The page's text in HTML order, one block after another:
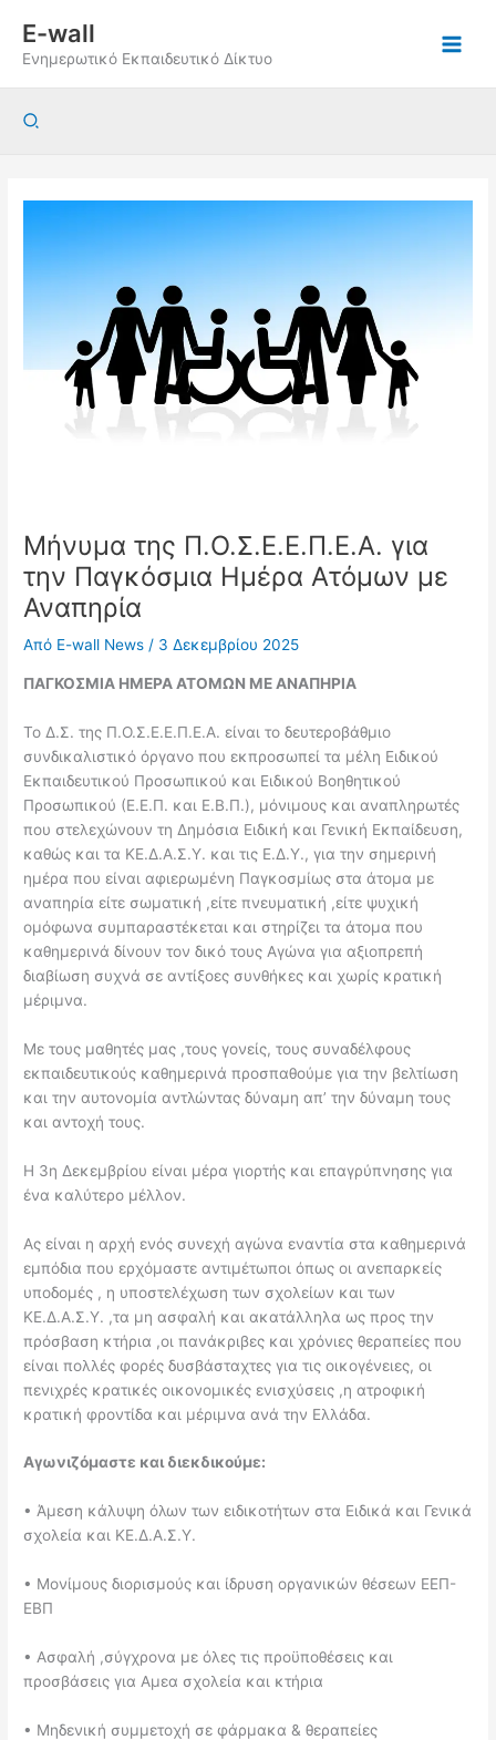
περιεχόμενο
E-wall
Ενημερωτικό Εκπαιδευτικό Δίκτυο
Αναζήτηση
Μήνυμα της Π.Ο.Σ.Ε.Ε.Π.Ε.Α. για
την Παγκόσμια Ημέρα Ατόμων με
Αναπηρία
Από E-wall News/ 3 Δεκεμβρίου 2025
ΠΑΓΚΟΣΜΙΑ ΗΜΕΡΑ ΑΤΟΜΩΝ ΜΕ ΑΝΑΠΗΡΙΑ
Το Δ.Σ. της Π.Ο.Σ.Ε.Ε.Π.Ε.Α. είναι το δευτεροβάθμιο
συνδικαλιστικό όργανο που εκπροσωπεί τα μέλη Ειδικού
Εκπαιδευτικού Προσωπικού και Ειδικού Βοηθητικού
Προσωπικού (Ε.Ε.Π. και Ε.Β.Π.), μόνιμους και αναπληρωτές
που στελεχώνουν τη Δημόσια Ειδική και Γενική Εκπαίδευση,
καθώς και τα ΚΕ.Δ.Α.Σ.Υ. και τις Ε.Δ.Υ., για την σημερινή
ημέρα που είναι αφιερωμένη Παγκοσμίως στα άτομα με
αναπηρία είτε σωματική ,είτε πνευματική ,είτε ψυχική
ομόφωνα συμπαραστέκεται και στηρίζει τα άτομα που
καθημερινά δίνουν τον δικό τους Αγώνα για αξιοπρεπή
διαβίωση συχνά σε αντίξοες συνθήκες και χωρίς κρατική
μέριμνα.
Με τους μαθητές μας ,τους γονείς, τους συναδέλφους
εκπαιδευτικούς καθημερινά προσπαθούμε για την βελτίωση
και την αυτονομία αντλώντας δύναμη απ’ την δύναμη τους
και αντοχή τους.
Η 3η Δεκεμβρίου είναι μέρα γιορτής και επαγρύπνησης για
ένα καλύτερο μέλλον.
Ας είναι η αρχή ενός συνεχή αγώνα εναντία στα καθημερινά
εμπόδια που ερχόμαστε αντιμέτωποι όπως οι ανεπαρκείς
υποδομές , η υποστελέχωση των σχολείων και των
ΚΕ.Δ.Α.Σ.Υ. ,τα μη ασφαλή και ακατάλληλα ως προς την
πρόσβαση κτήρια ,οι πανάκριβες και χρόνιες θεραπείες που
είναι πολλές φορές δυσβάσταχτες για τις οικογένειες, οι
πενιχρές κρατικές οικονομικές ενισχύσεις ,η ατροφική
κρατική φροντίδα και μέριμνα ανά την Ελλάδα.
Αγωνιζόμαστε και διεκδικούμε:
• Άμεση κάλυψη όλων των ειδικοτήτων στα Ειδικά και Γενικά
σχολεία και ΚΕ.Δ.Α.Σ.Υ.
• Μονίμους διορισμούς και ίδρυση οργανικών θέσεων ΕΕΠ-
ΕΒΠ
• Ασφαλή ,σύγχρονα με όλες τις προϋποθέσεις και
προσβάσεις για Αμεα σχολεία και κτήρια
• Μηδενική συμμετοχή σε φάρμακα & θεραπείες